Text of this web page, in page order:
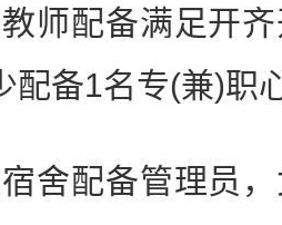
配备满足开齐
配备1名专(兼)职
配备管理员，